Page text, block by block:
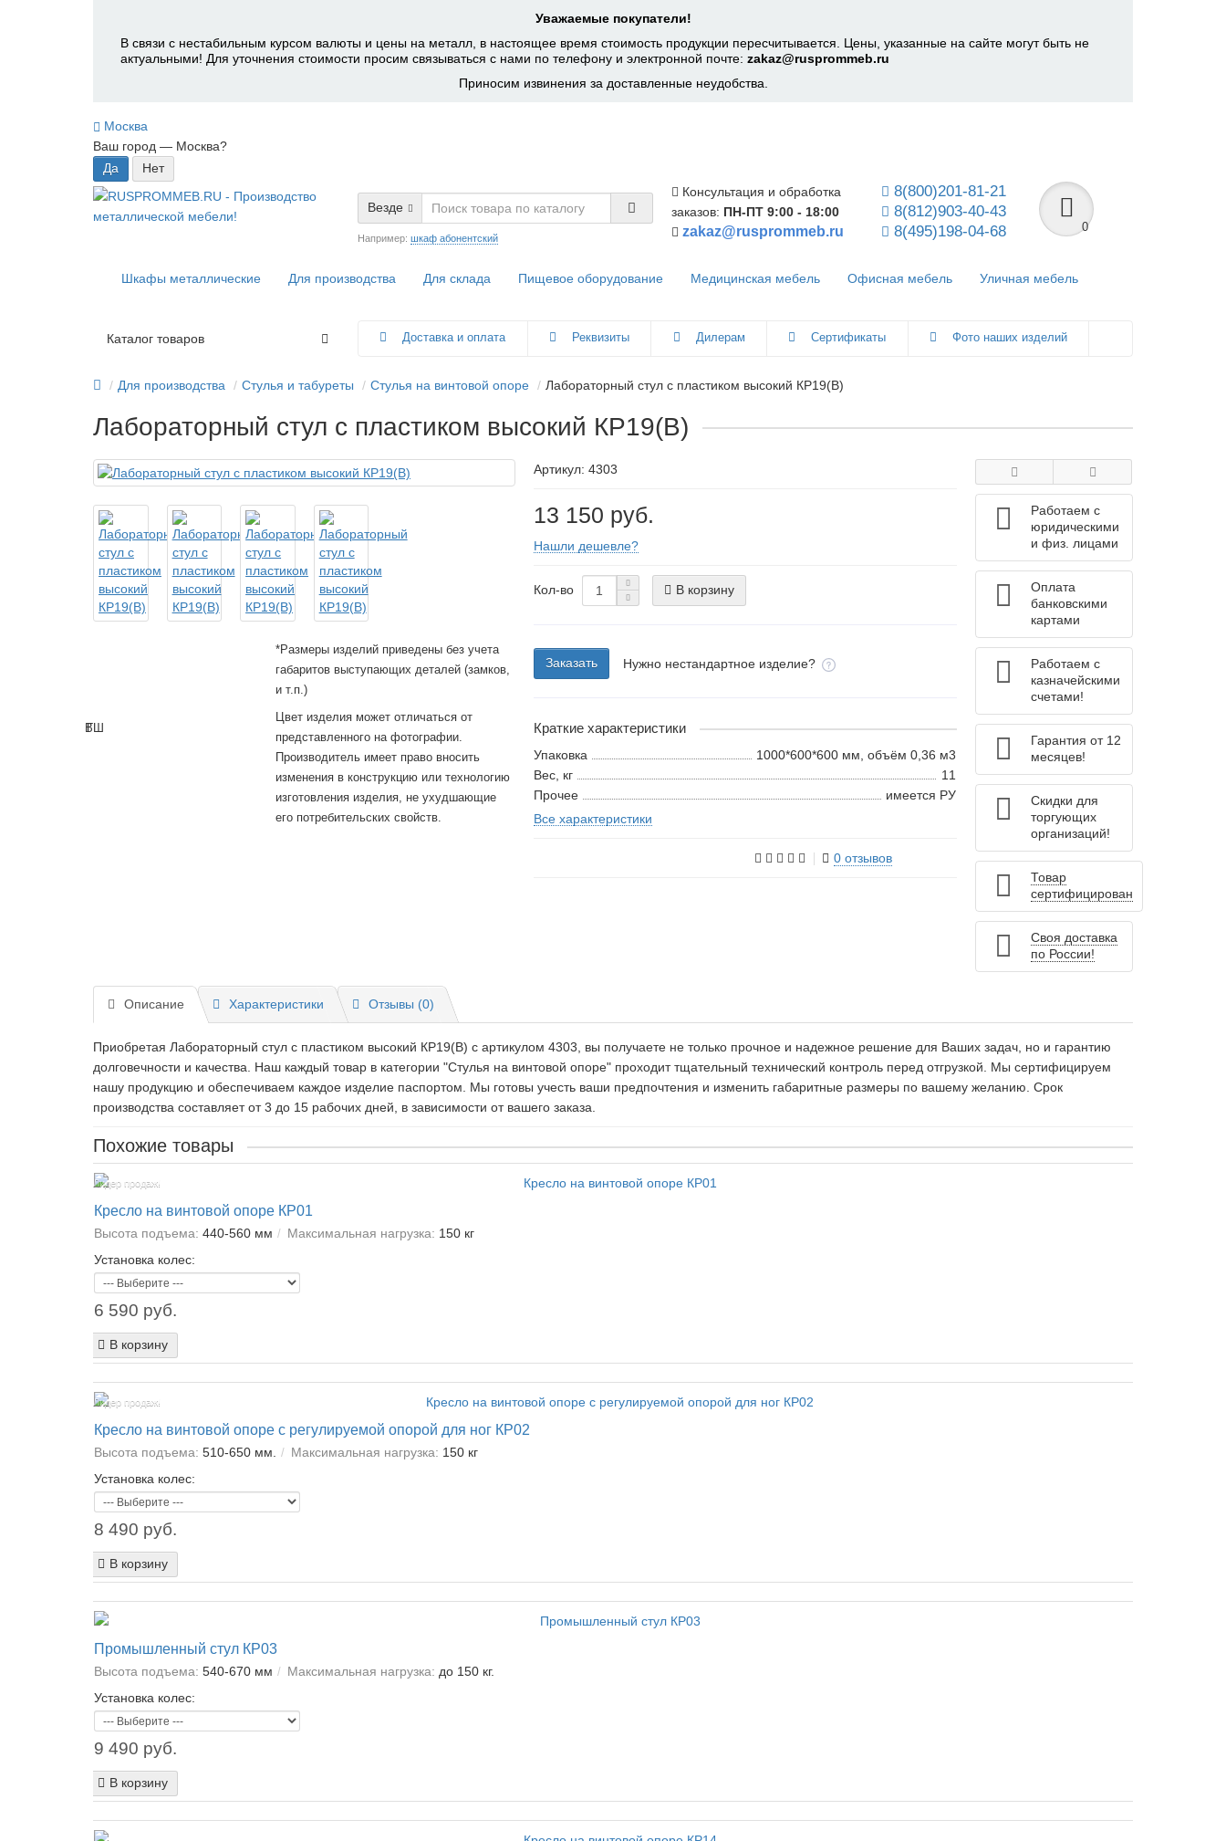
Уважаемые покупатели!
В связи с нестабильным курсом валюты и цены на металл, в настоящее время стоимость продукции пересчитывается. Цены, указанные на сайте могут быть не
актуальными! Для уточнения стоимости просим связываться с нами по телефону и электронной почте: zakaz@rusprommeb.ru
Приносим извинения за доставленные неудобства.
Москва
Ваш город — Москва?
Везде
Например: шкаф абонентский
Консультация и обработка
заказов: ПН-ПТ 9:00 - 18:00
zakaz@rusprommeb.ru
8(800)201-81-21
8(812)903-40-43
8(495)198-04-68
0
Шкафы металлические Для производства Для склада Пищевое оборудование Медицинская мебель Офисная мебель Уличная мебель
Доставка и оплата Реквизиты Дилерам Сертификаты Фото наших изделий
Каталог товаров
Для производства Стулья и табуреты Стулья на винтовой опоре Лабораторный стул с пластиком высокий КР19(В)
Лабораторный стул с пластиком высокий КР19(В)
Ш
В
Г
*Размеры изделий приведены без учета
габаритов выступающих деталей (замков,
и т.п.)
Цвет изделия может отличаться от
представленного на фотографии.
Производитель имеет право вносить
изменения в конструкцию или технологию
изготовления изделия, не ухудшающие
его потребительских свойств.
Артикул: 4303
13 150 руб.
Нашли дешевле?
Кол-во В корзину
Заказать Нужно нестандартное изделие?
Краткие характеристики
Упаковка
1000*600*600 мм, объём 0,36 м3
Вес, кг
11
Прочее
имеется РУ
Все характеристики
0 отзывов
Работаем с
юридическими
и физ. лицами
Оплата
банковскими
картами
Работаем с
казначейскими
счетами!
Гарантия от 12
месяцев!
Скидки для
торгующих
организаций!
Товар
сертифицирован
Своя доставка
по России!
Описание Характеристики Отзывы (0)
Приобретая Лабораторный стул с пластиком высокий КР19(В) c артикулом 4303, вы получаете не только прочное и надежное решение для Ваших задач, но и гарантию
долговечности и качества. Наш каждый товар в категории "Стулья на винтовой опоре" проходит тщательный технический контроль перед отгрузкой. Мы сертифицируем
нашу продукцию и обеспечиваем каждое изделие паспортом. Мы готовы учесть ваши предпочтения и изменить габаритные размеры по вашему желанию. Срок
производства составляет от 3 до 15 рабочих дней, в зависимости от вашего заказа.
Похожие товары
Лидер продаж!
Кресло на винтовой опоре КР01
Высота подъема: 440-560 мм Максимальная нагрузка: 150 кг
Установка колес:
6 590 руб.
В корзину
Лидер продаж!
Кресло на винтовой опоре с регулируемой опорой для ног КР02
Высота подъема: 510-650 мм. Максимальная нагрузка: 150 кг
Установка колес:
8 490 руб.
В корзину
Промышленный стул КР03
Высота подъема: 540-670 мм Максимальная нагрузка: до 150 кг.
Установка колес:
9 490 руб.
В корзину